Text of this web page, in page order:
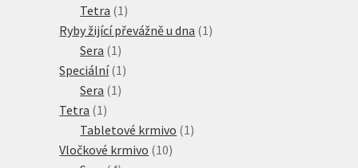
produkty
Tetra 1 1
produkt
Ryby žijící převážně u dna 1 1
Sera 1 1
produkt
Speciální 1 1
Sera 1 1
Tetra 1 1
produkt
Tabletové krmivo 1 1
Vločkové krmivo 1010